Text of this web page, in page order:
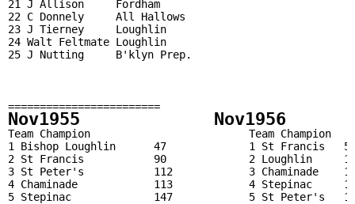
21 J Allison     Fordham
22 C Donnely     All Hallows
23 J Tierney     Loughlin
24 Walt Feltmate Loughlin
25 J Nutting     B'klyn Prep.
========================
Nov1955             Nov1956
Team Champion                         Team Champion
1 Bishop Loughlin      47             1 St Francis
2 St Francis           90             2 Loughlin
3 St Peter's           112            3 Chaminade
4 Chaminade            113            4 Stepinac
5 Stepinac             147            5 St Peter's